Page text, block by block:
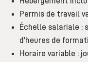
Permis de travail
Échelle salariale :
d’heures de
Horaire variable :